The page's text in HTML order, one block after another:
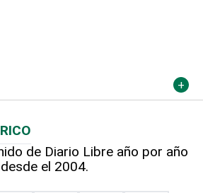
de Diario Libre año por año
desde el 2004.